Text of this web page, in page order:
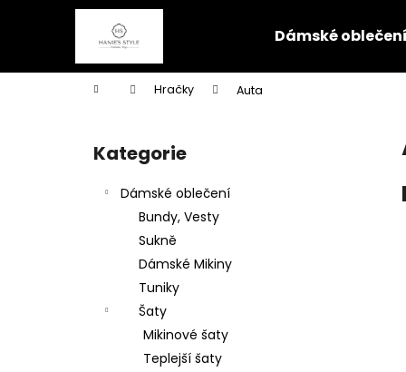
Dámské oblečení
Domů Hračky Auta
Přeskočit
kategorie
Kategorie
Dámské oblečení
Bundy, Vesty
Sukně
Dámské Mikiny
Tuniky
Šaty
Mikinové šaty
Teplejší šaty
í
do
do